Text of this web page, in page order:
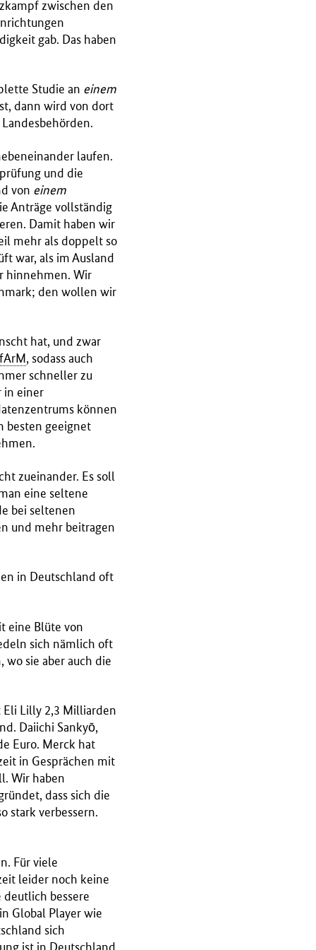
zwischen den
gab. Das haben
Studie an einem
dann wird von dort
laufen.
und die
von einem
Anträge vollständig
Damit haben wir
mehr als doppelt so
war, als im Ausland
hinnehmen. Wir
den wollen wir
hat, und zwar
, sodass auch
schneller zu
in einer
können
besten geeignet
zueinander. Es soll
eine seltene
bei seltenen
und mehr beitragen
in Deutschland oft
eine Blüte von
sich nämlich oft
sie aber auch die
Lilly 2,3 Milliarden
Daiichi Sankyō,
Euro. Merck hat
in Gesprächen mit
Wir haben
dass sich die
stark verbessern.
Für viele
leider noch keine
bessere
Global Player wie
sich
ist in Deutschland